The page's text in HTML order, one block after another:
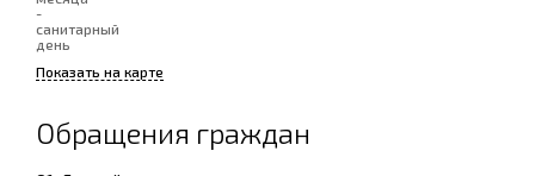
-
санитарный
день
Показать на карте
Обращения граждан